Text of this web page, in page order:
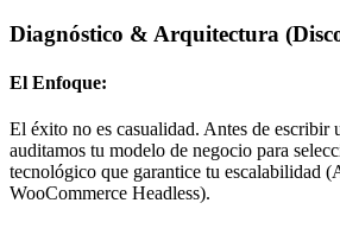
Diagnóstico & Arquitectura
El Enfoque:
El éxito no es casualidad. Antes de escribir
auditamos tu modelo de negocio para
tecnológico que garantice tu escalabilidad
WooCommerce Headless).